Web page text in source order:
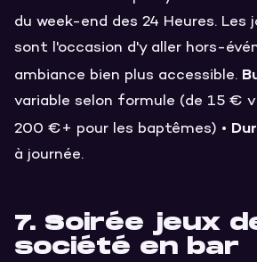
du week-end des 24 Heures. Les
sont l'occasion d'y aller hors-
ambiance bien plus accessible.
variable selon formule (de 15 €
200 €+ pour les baptêmes) •
à journée.
7. Soirée jeux
société en bar